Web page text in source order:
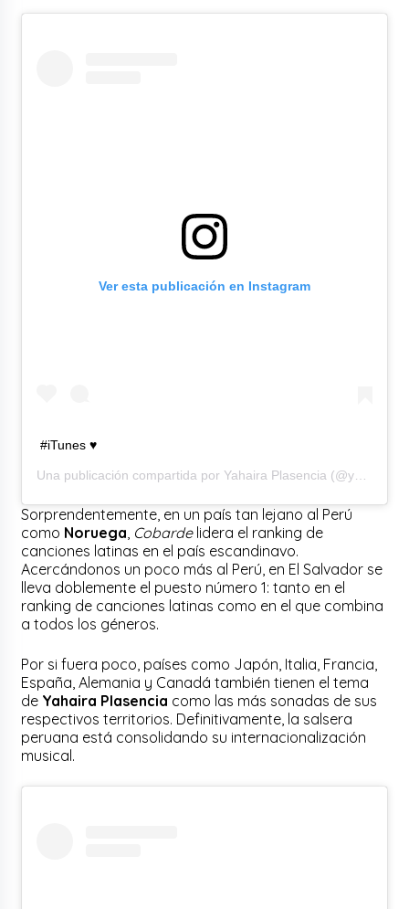
Ver esta publicación en Instagram
#iTunes ♥️
Una publicación compartida por Yahaira Plasencia (@yahairaplasencia) el
Sorprendentemente, en un país tan lejano al Perú
como Noruega Cobarde lidera el ranking de
canciones latinas en el país escandinavo.
Acercándonos un poco más al Perú, en El Salvador se
lleva doblemente el puesto número 1: tanto en el
ranking de canciones latinas como en el que combina
a todos los géneros.
Por si fuera poco, países como Japón, Italia, Francia,
España, Alemania y Canadá también tienen el tema
de Yahaira Plasencia como las más sonadas de sus
respectivos territorios. Definitivamente, la salsera
peruana está consolidando su internacionalización
musical.